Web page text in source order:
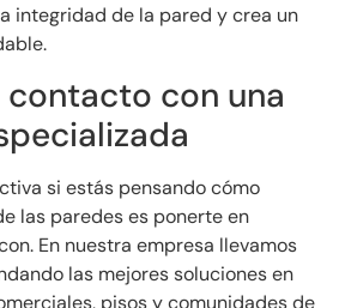
integridad de la pared y crea un
contacto con una
si estás pensando cómo
las paredes es ponerte en
En nuestra empresa llevamos
las mejores soluciones en